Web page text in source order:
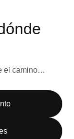
el camino…